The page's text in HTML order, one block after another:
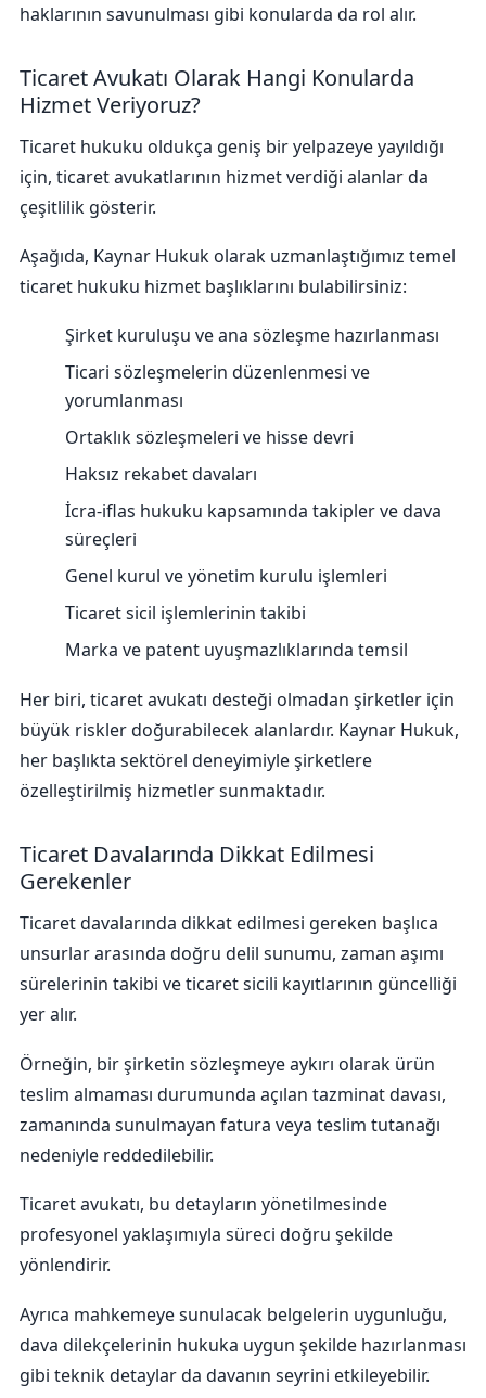
haklarının savunulması gibi konularda da rol alır.
Ticaret Avukatı Olarak Hangi Konularda
Hizmet Veriyoruz?
Ticaret hukuku oldukça geniş bir yelpazeye yayıldığı
için, ticaret avukatlarının hizmet verdiği alanlar da
çeşitlilik gösterir.
Aşağıda, Kaynar Hukuk olarak uzmanlaştığımız temel
ticaret hukuku hizmet başlıklarını bulabilirsiniz:
Şirket kuruluşu ve ana sözleşme hazırlanması
Ticari sözleşmelerin düzenlenmesi ve
yorumlanması
Ortaklık sözleşmeleri ve hisse devri
Haksız rekabet davaları
İcra-iflas hukuku kapsamında takipler ve dava
süreçleri
Genel kurul ve yönetim kurulu işlemleri
Ticaret sicil işlemlerinin takibi
Marka ve patent uyuşmazlıklarında temsil
Her biri, ticaret avukatı desteği olmadan şirketler için
büyük riskler doğurabilecek alanlardır. Kaynar Hukuk,
her başlıkta sektörel deneyimiyle şirketlere
özelleştirilmiş hizmetler sunmaktadır.
Ticaret Davalarında Dikkat Edilmesi
Gerekenler
Ticaret davalarında dikkat edilmesi gereken başlıca
unsurlar arasında doğru delil sunumu, zaman aşımı
sürelerinin takibi ve ticaret sicili kayıtlarının güncelliği
yer alır.
Örneğin, bir şirketin sözleşmeye aykırı olarak ürün
teslim almaması durumunda açılan tazminat davası,
zamanında sunulmayan fatura veya teslim tutanağı
nedeniyle reddedilebilir.
Ticaret avukatı, bu detayların yönetilmesinde
profesyonel yaklaşımıyla süreci doğru şekilde
yönlendirir.
Ayrıca mahkemeye sunulacak belgelerin uygunluğu,
dava dilekçelerinin hukuka uygun şekilde hazırlanması
gibi teknik detaylar da davanın seyrini etkileyebilir.